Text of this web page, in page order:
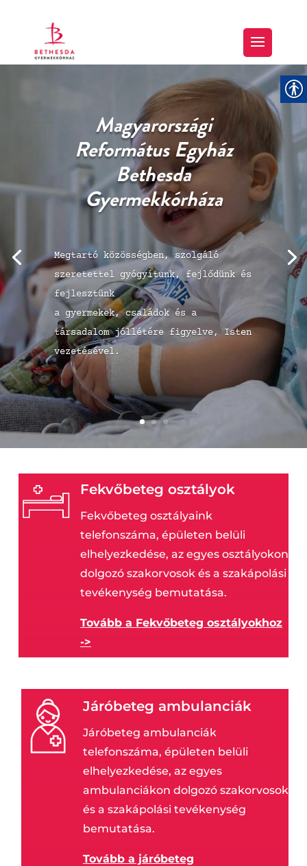
“… Tartozunk azzal,
hogy az erőtlenek
gyengeségeit hordozzuk,
…”
Róma 15,1
Fekvőbeteg osztályok
Fekvőbeteg osztályaink
telefonszáma, épületen belüli
elhelyezkedése, az egyes osztályokon
dolgozó szakorvosok és a szakápolási
tevékenység bemutatása.
Tovább a Fekvőbeteg osztályokhoz
->
Járóbeteg ambulanciák
Járóbeteg ambulanciák
telefonszáma, épületen belüli
elhelyezkedése, az egyes
ambulanciákon dolgozó szakorvosok
és a szakápolási tevékenység
bemutatása.
Tovább a járóbeteg